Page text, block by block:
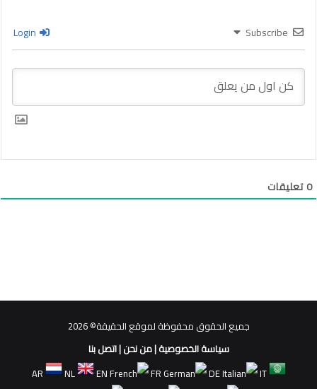
Subscribe
0تعليقات
جميع الحقوق محفوظة لموقع الحقيقة© 2026
سياسة الخصوصية|من نحن|اتصل بنا
AR
NL EN FR DE
IT